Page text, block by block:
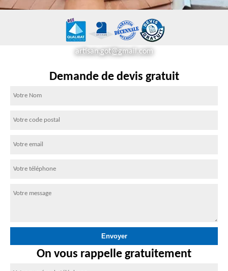
artisan.got@gmail.com
Demande de devis gratuit
On vous rappelle gratuitement